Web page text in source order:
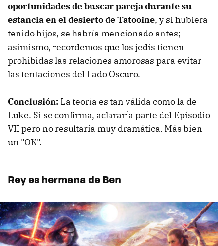
oportunidades de buscar pareja durante su
estancia en el desierto de Tatooine, y si hubiera
tenido hijos, se habría mencionado antes;
asimismo, recordemos que los jedis tienen
prohibidas las relaciones amorosas para evitar
las tentaciones del Lado Oscuro.
Conclusión: La teoría es tan válida como la de
Luke. Si se confirma, aclararía parte del Episodio
VII pero no resultaría muy dramática. Más bien
un "OK".
Rey es hermana de Ben